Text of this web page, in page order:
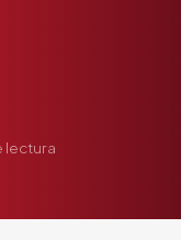
lectura